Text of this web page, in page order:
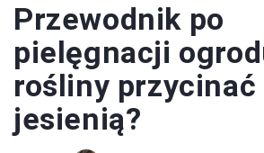
Przewodnik po
pielęgnacji
rośliny przycinać
jesienią?